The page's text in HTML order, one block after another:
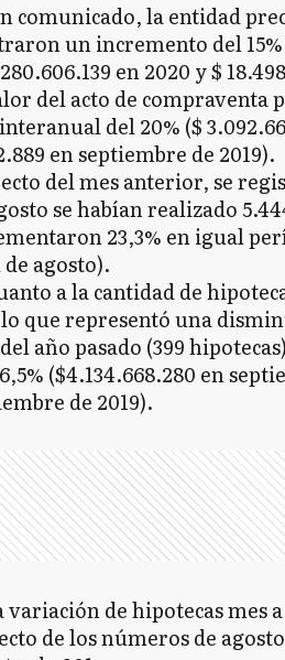
comunicado, la entidad
un incremento del
en 2020 y $
del acto de
del 20% ($
en septiembre de 2019).
del mes anterior, se
se habían realizado
23,3% en igual
agosto).
a la cantidad de
que representó una
año pasado (399
($4.134.668.280 en
de 2019).
variación de hipotecas mes
de los números de